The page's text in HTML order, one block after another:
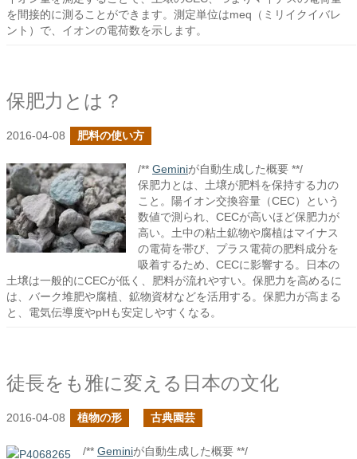
を間接的に測ることができます。測定単位はmeq（ミリイクイバレ
ント）で、イオンの電荷数を示します。
保肥力とは？
2016-04-08 肥料の使い方
/** Geminiが自動生成した概要 **/
保肥力とは、土壌が肥料を保持する力の
こと。陽イオン交換容量（CEC）という
数値で測られ、CECが高いほど保肥力が
高い。土中の粘土鉱物や腐植はマイナス
の電荷を帯び、プラス電荷の肥料成分を
吸着するため、CECに影響する。日本の
土壌は一般的にCECが低く、肥料が流れやすい。保肥力を高めるに
は、バーク堆肥や腐植、鉱物資材などを活用する。保肥力が高まる
と、電気伝導度やpHも安定しやすくなる。
徒長をも雅に変える日本の文化
2016-04-08 植物の形 古典園芸
/** Geminiが自動生成した概要 **/